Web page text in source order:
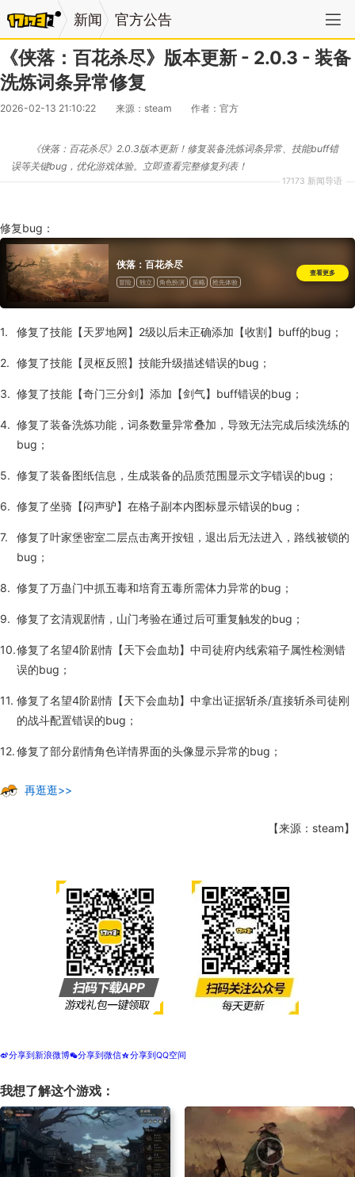
新闻 官方公告
《侠落：百花杀尽》版本更新 - 2.0.3 - 装备
洗炼词条异常修复
2026-02-13 21:10:22 来源：steam 作者：官方
17173 新闻导语
《侠落：百花杀尽》2.0.3版本更新！修复装备洗炼词条异常、技能buff错
误等关键bug，优化游戏体验。立即查看完整修复列表！
修复bug：
侠落：百花杀尽
冒险 独立 角色扮演 策略 抢先体验
查看更多
修复了技能【天罗地网】2级以后未正确添加【收割】buff的bug；
修复了技能【灵枢反照】技能升级描述错误的bug；
修复了技能【奇门三分剑】添加【剑气】buff错误的bug；
修复了装备洗炼功能，词条数量异常叠加，导致无法完成后续洗练的
bug；
修复了装备图纸信息，生成装备的品质范围显示文字错误的bug；
修复了坐骑【闷声驴】在格子副本内图标显示错误的bug；
修复了叶家堡密室二层点击离开按钮，退出后无法进入，路线被锁的
bug；
修复了万蛊门中抓五毒和培育五毒所需体力异常的bug；
修复了玄清观剧情，山门考验在通过后可重复触发的bug；
修复了名望4阶剧情【天下会血劫】中司徒府内线索箱子属性检测错
误的bug；
修复了名望4阶剧情【天下会血劫】中拿出证据斩杀/直接斩杀司徒刚
的战斗配置错误的bug；
修复了部分剧情角色详情界面的头像显示异常的bug；
再逛逛>>
【来源：steam】
t分享到新浪微博w分享到微信z分享到QQ空间
我想了解这个游戏：